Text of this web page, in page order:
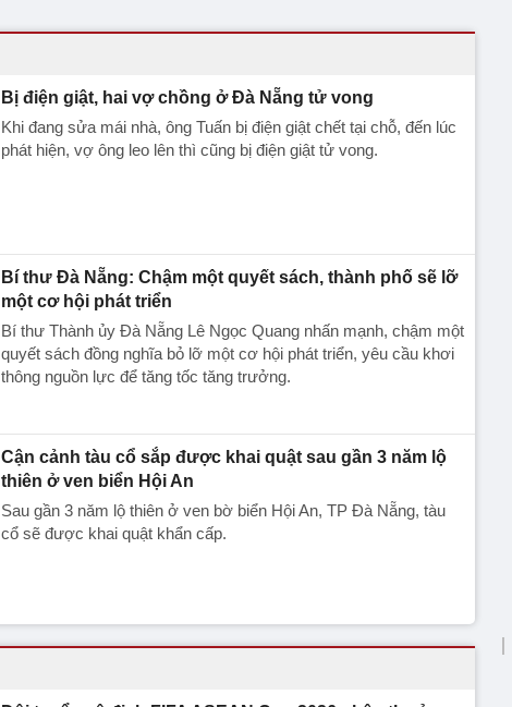
Bị điện giật, hai vợ chồng ở Đà Nẵng tử vong
Khi đang sửa mái nhà, ông Tuấn bị điện giật chết tại chỗ, đến lúc
phát hiện, vợ ông leo lên thì cũng bị điện giật tử vong.
Bí thư Đà Nẵng: Chậm một quyết sách, thành phố sẽ lỡ
một cơ hội phát triển
Bí thư Thành ủy Đà Nẵng Lê Ngọc Quang nhấn mạnh, chậm một
quyết sách đồng nghĩa bỏ lỡ một cơ hội phát triển, yêu cầu khơi
thông nguồn lực để tăng tốc tăng trưởng.
Cận cảnh tàu cổ sắp được khai quật sau gần 3 năm lộ
thiên ở ven biển Hội An
Sau gần 3 năm lộ thiên ở ven bờ biển Hội An, TP Đà Nẵng, tàu
cổ sẽ được khai quật khẩn cấp.